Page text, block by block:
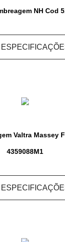
NH Cod
Valtra Massey
4359088M1